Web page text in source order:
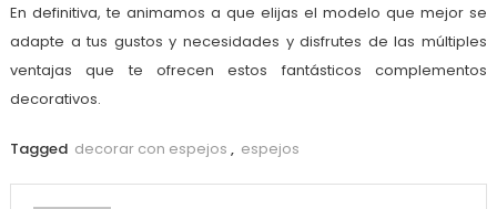
En definitiva, te animamos a que elijas el modelo que mejor se
adapte a tus gustos y necesidades y disfrutes de las múltiples
ventajas que te ofrecen estos fantásticos complementos
decorativos.
Tagged decorar con espejos , espejos